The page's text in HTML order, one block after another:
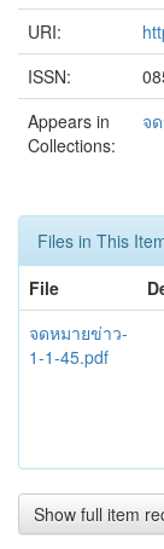
URI:
ISSN:
Appears in
Collections:
จ
Files in This
File
จดหมายข่าว-
1-1-45.pdf
Show full item